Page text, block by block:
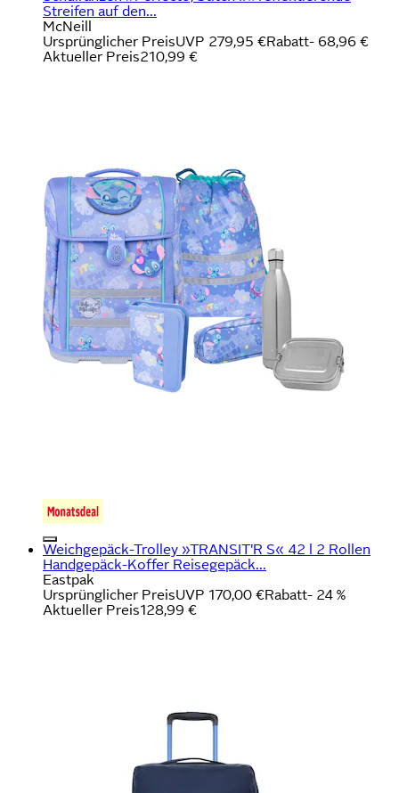
Streifen auf den...
McNeill
Ursprünglicher PreisUVP 279,95 €Rabatt- 68,96 €
Aktueller Preis210,99 €
Weichgepäck-Trolley »TRANSIT'R S« 42 l 2 Rollen
Handgepäck-Koffer Reisegepäck...
Eastpak
Ursprünglicher PreisUVP 170,00 €Rabatt- 24 %
Aktueller Preis128,99 €